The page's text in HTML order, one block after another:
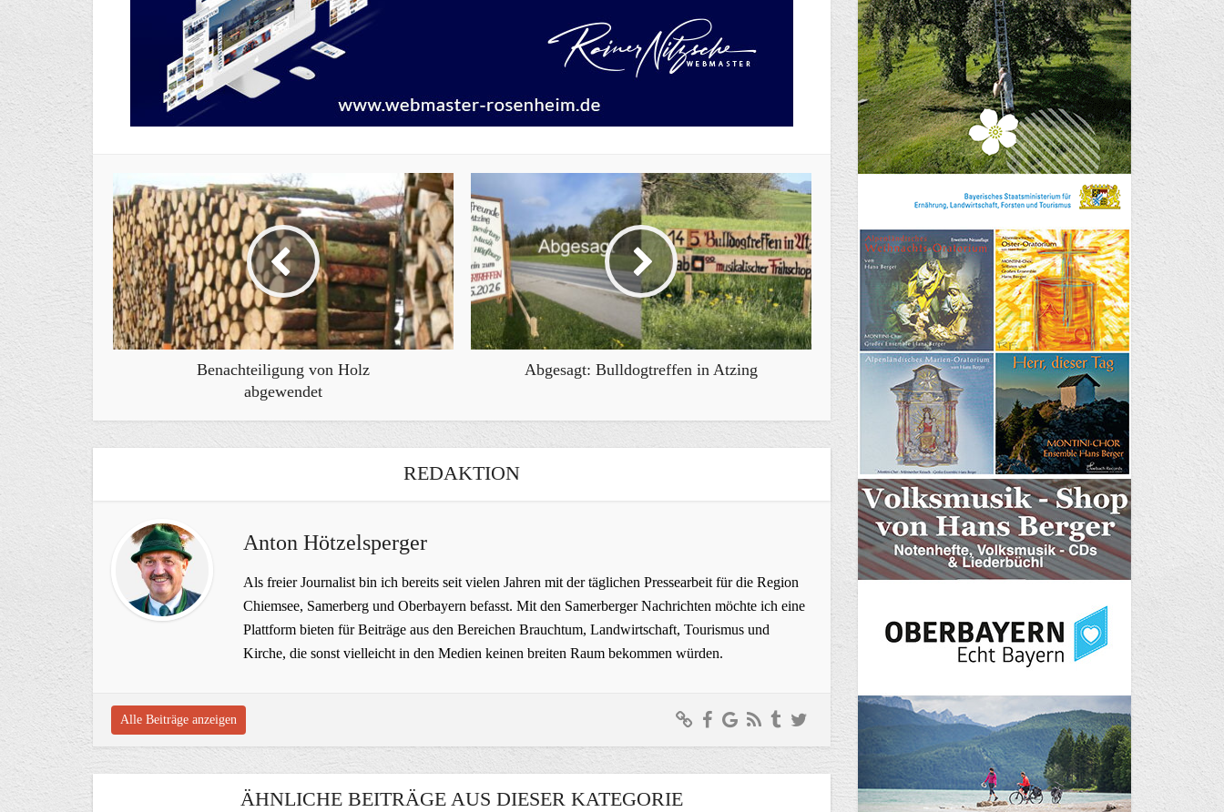
Benachteiligung von Holz
abgewendet
Abgesagt: Bulldogtreffen in Atzing
REDAKTION
Anton Hötzelsperger
Als freier Journalist bin ich bereits seit vielen Jahren mit der täglichen Pressearbeit für die Region
Chiemsee, Samerberg und Oberbayern befasst. Mit den Samerberger Nachrichten möchte ich eine
Plattform bieten für Beiträge aus den Bereichen Brauchtum, Landwirtschaft, Tourismus und
Kirche, die sonst vielleicht in den Medien keinen breiten Raum bekommen würden.
Alle Beiträge anzeigen
ÄHNLICHE BEITRÄGE AUS DIESER KATEGORIE